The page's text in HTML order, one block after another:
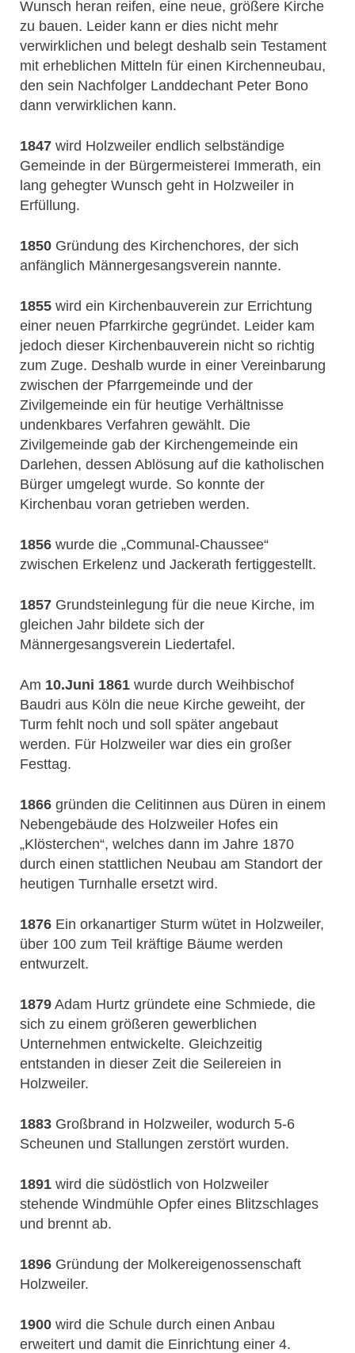
Wunsch heran reifen, eine neue, größere Kirche
zu bauen. Leider kann er dies nicht mehr
verwirklichen und belegt deshalb sein Testament
mit erheblichen Mitteln für einen Kirchenneubau,
den sein Nachfolger Landdechant Peter Bono
dann verwirklichen kann.
1847 wird Holzweiler endlich selbständige
Gemeinde in der Bürgermeisterei Immerath, ein
lang gehegter Wunsch geht in Holzweiler in
Erfüllung.
1850 Gründung des Kirchenchores, der sich
anfänglich Männergesangsverein nannte.
1855 wird ein Kirchenbauverein zur Errichtung
einer neuen Pfarrkirche gegründet. Leider kam
jedoch dieser Kirchenbauverein nicht so richtig
zum Zuge. Deshalb wurde in einer Vereinbarung
zwischen der Pfarrgemeinde und der
Zivilgemeinde ein für heutige Verhältnisse
undenkbares Verfahren gewählt. Die
Zivilgemeinde gab der Kirchengemeinde ein
Darlehen, dessen Ablösung auf die katholischen
Bürger umgelegt wurde. So konnte der
Kirchenbau voran getrieben werden.
1856 wurde die „Communal-Chaussee“
zwischen Erkelenz und Jackerath fertiggestellt.
1857 Grundsteinlegung für die neue Kirche, im
gleichen Jahr bildete sich der
Männergesangsverein Liedertafel.
Am 10.Juni 1861 wurde durch Weihbischof
Baudri aus Köln die neue Kirche geweiht, der
Turm fehlt noch und soll später angebaut
werden. Für Holzweiler war dies ein großer
Festtag.
1866 gründen die Celitinnen aus Düren in einem
Nebengebäude des Holzweiler Hofes ein
„Klösterchen“, welches dann im Jahre 1870
durch einen stattlichen Neubau am Standort der
heutigen Turnhalle ersetzt wird.
1876 Ein orkanartiger Sturm wütet in Holzweiler,
über 100 zum Teil kräftige Bäume werden
entwurzelt.
1879 Adam Hurtz gründete eine Schmiede, die
sich zu einem größeren gewerblichen
Unternehmen entwickelte. Gleichzeitig
entstanden in dieser Zeit die Seilereien in
Holzweiler.
1883 Großbrand in Holzweiler, wodurch 5-6
Scheunen und Stallungen zerstört wurden.
1891 wird die südöstlich von Holzweiler
stehende Windmühle Opfer eines Blitzschlages
und brennt ab.
1896 Gründung der Molkereigenossenschaft
Holzweiler.
1900 wird die Schule durch einen Anbau
erweitert und damit die Einrichtung einer 4.